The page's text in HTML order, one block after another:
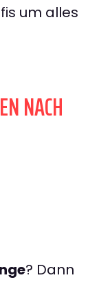
um alles
NACH
? Dann